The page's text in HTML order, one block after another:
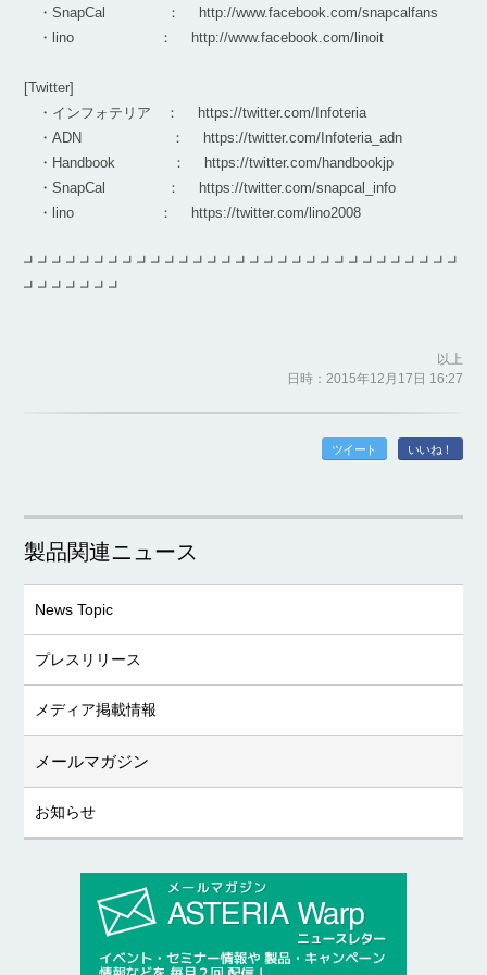
・SnapCal ： http://www.facebook.com/snapcalfans
・lino ： http://www.facebook.com/linoit
[Twitter]
・インフォテリア ： https://twitter.com/Infoteria
・ADN ： https://twitter.com/Infoteria_adn
・Handbook ： https://twitter.com/handbookjp
・SnapCal ： https://twitter.com/snapcal_info
・lino ： https://twitter.com/lino2008
┛┛┛┛┛┛┛┛┛┛┛┛┛┛┛┛┛┛┛┛┛┛┛┛┛┛┛┛┛┛┛
┛┛┛┛┛┛┛
以上
日時：2015年12月17日 16:27
ツイート いいね！
製品関連ニュース
News Topic
プレスリリース
メディア掲載情報
メールマガジン
お知らせ